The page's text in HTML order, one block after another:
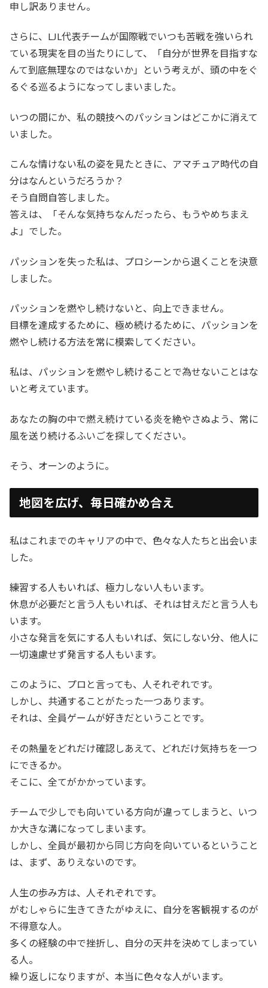
申し訳ありません。
さらに、LJL代表チームが国際戦でいつも苦戦を強いられ
ている現実を目の当たりにして、「自分が世界を目指すな
んて到底無理なのではないか」という考えが、頭の中をぐ
るぐる巡るようになってしまいました。
いつの間にか、私の競技へのパッションはどこかに消えて
いました。
こんな情けない私の姿を見たときに、アマチュア時代の自
分はなんというだろうか？
そう自問自答しました。
答えは、「そんな気持ちなんだったら、もうやめちまえ
よ」でした。
パッションを失った私は、プロシーンから退くことを決意
しました。
パッションを燃やし続けないと、向上できません。
目標を達成するために、極め続けるために、パッションを
燃やし続ける方法を常に模索してください。
私は、パッションを燃やし続けることで為せないことはな
いと考えています。
あなたの胸の中で燃え続けている炎を絶やさぬよう、常に
風を送り続けるふいごを探してください。
そう、オーンのように。
地図を広げ、毎日確かめ合え
私はこれまでのキャリアの中で、色々な人たちと出会いま
した。
練習する人もいれば、極力しない人もいます。
休息が必要だと言う人もいれば、それは甘えだと言う人も
います。
小さな発言を気にする人もいれば、気にしない分、他人に
一切遠慮せず発言する人もいます。
このように、プロと言っても、人それぞれです。
しかし、共通することがたった一つあります。
それは、全員ゲームが好きだということです。
その熱量をどれだけ確認しあえて、どれだけ気持ちを一つ
にできるか。
そこに、全てがかかっています。
チームで少しでも向いている方向が違ってしまうと、いつ
か大きな溝になってしまいます。
しかし、全員が最初から同じ方向を向いているということ
は、まず、ありえないのです。
人生の歩み方は、人それぞれです。
がむしゃらに生きてきたがゆえに、自分を客観視するのが
不得意な人。
多くの経験の中で挫折し、自分の天井を決めてしまってい
る人。
繰り返しになりますが、本当に色々な人がいます。